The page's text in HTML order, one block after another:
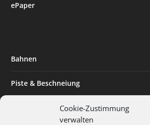
Cookie-Zustimmung
verwalten
ePaper
Bahnen
Piste & Beschneiung